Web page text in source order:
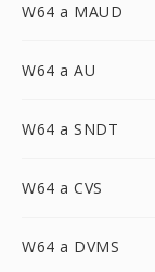
W64 a MAUD
W64 a AU
W64 a SNDT
W64 a CVS
W64 a DVMS